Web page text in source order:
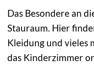
Das Besondere an
Stauraum. Hier
Kleidung und vieles
das Kinderzimmer